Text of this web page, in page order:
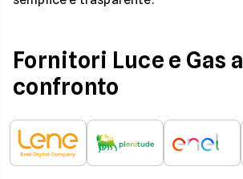
Fornitori Luce e Gas a
confronto